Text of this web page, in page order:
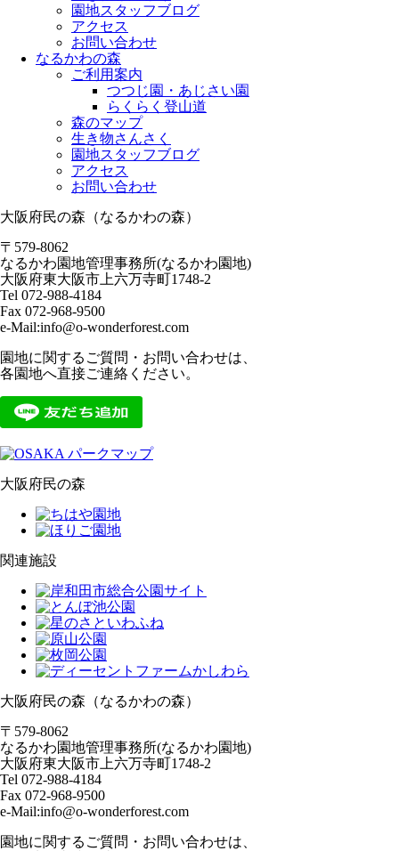
園地スタッフブログ
アクセス
お問い合わせ
なるかわの森
ご利用案内
つつじ園・あじさい園
らくらく登山道
森のマップ
生き物さんさく
園地スタッフブログ
アクセス
お問い合わせ
大阪府民の森（なるかわの森）
〒579-8062
なるかわ園地管理事務所(なるかわ園地)
大阪府東大阪市上六万寺町1748-2
Tel 072-988-4184
Fax 072-968-9500
e-Mail:info@o-wonderforest.com
園地に関するご質問・お問い合わせは、
各園地へ直接ご連絡ください。
大阪府民の森
関連施設
大阪府民の森（なるかわの森）
〒579-8062
なるかわ園地管理事務所(なるかわ園地)
大阪府東大阪市上六万寺町1748-2
Tel 072-988-4184
Fax 072-968-9500
e-Mail:info@o-wonderforest.com
園地に関するご質問・お問い合わせは、